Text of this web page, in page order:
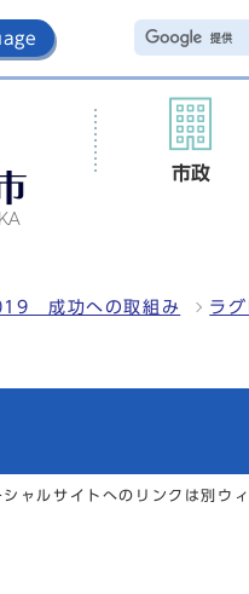
市政
成功への取組み ラ
シャルサイトへのリンクは別ウ